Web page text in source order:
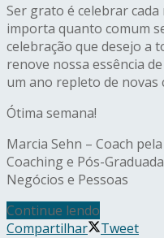
Ser grato é celebrar
importa quanto comum
celebração que desejo a
renove nossa essência
um ano repleto de novas
Ótima semana!
Marcia Sehn – Coach
Coaching e Pós-
Negócios e Pessoas
Continue lendo
Compartilhar
Tweet